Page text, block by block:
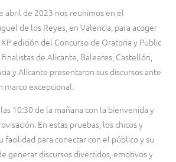
abril de 2023 nos reunimos en el
de los Reyes, en Valencia, para acoger
edición del Concurso de Oratoria y Public
de Alicante, Baleares, Castellón,
y Alicante presentaron sus discursos ante
marco excepcional.
10:30 de la mañana con la bienvenida y
En estas pruebas, los chicos y
facilidad para conectar con el público y su
generar discursos divertidos, emotivos y